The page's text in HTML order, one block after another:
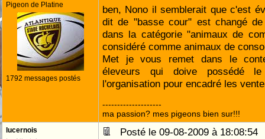
Pigeon de Platine
1792 messages postés
ben, Nono il semblerait que c'est
dit de "basse cour" est changé
dans la catégorie "animaux de
considéré comme animaux de
Met je vous remet dans le
éleveurs qui doive possédé
l'organisation pour encadré les
--------------------
ma passion? mes pigeons bien sur!!!
lucernois
Posté le 09-08-2009 à